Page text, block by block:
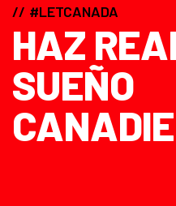
#LETCANADA
HAZ
SUEÑO